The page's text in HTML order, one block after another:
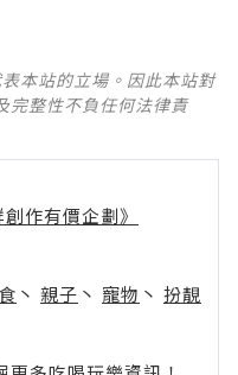
本站的立場。因此本站對
完整性不負任何法律責
作有價企劃》
丶 親子 丶 寵物 丶 扮靚